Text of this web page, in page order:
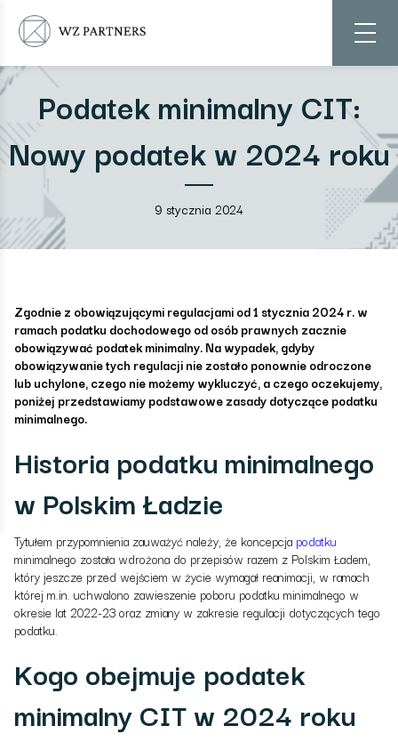
Podatek minimalny CIT:
Nowy podatek w 2024 roku
9 stycznia 2024
Zgodnie z obowiązującymi regulacjami od 1 stycznia 2024 r. w
ramach podatku dochodowego od osób prawnych zacznie
obowiązywać podatek minimalny. Na wypadek, gdyby
obowiązywanie tych regulacji nie zostało ponownie odroczone
lub uchylone, czego nie możemy wykluczyć, a czego oczekujemy,
poniżej przedstawiamy podstawowe zasady dotyczące podatku
minimalnego.
Historia podatku minimalnego
w Polskim Ładzie
Tytułem przypomnienia zauważyć należy, że koncepcja podatku
minimalnego została wdrożona do przepisów razem z Polskim Ładem,
który jeszcze przed wejściem w życie wymagał reanimacji, w ramach
której m.in. uchwalono zawieszenie poboru podatku minimalnego w
okresie lat 2022-23 oraz zmiany w zakresie regulacji dotyczących tego
podatku.
Kogo obejmuje podatek
minimalny CIT w 2024 roku